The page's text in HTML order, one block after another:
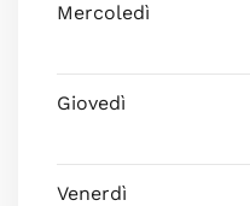
Mercoledì
Giovedì
Venerdì